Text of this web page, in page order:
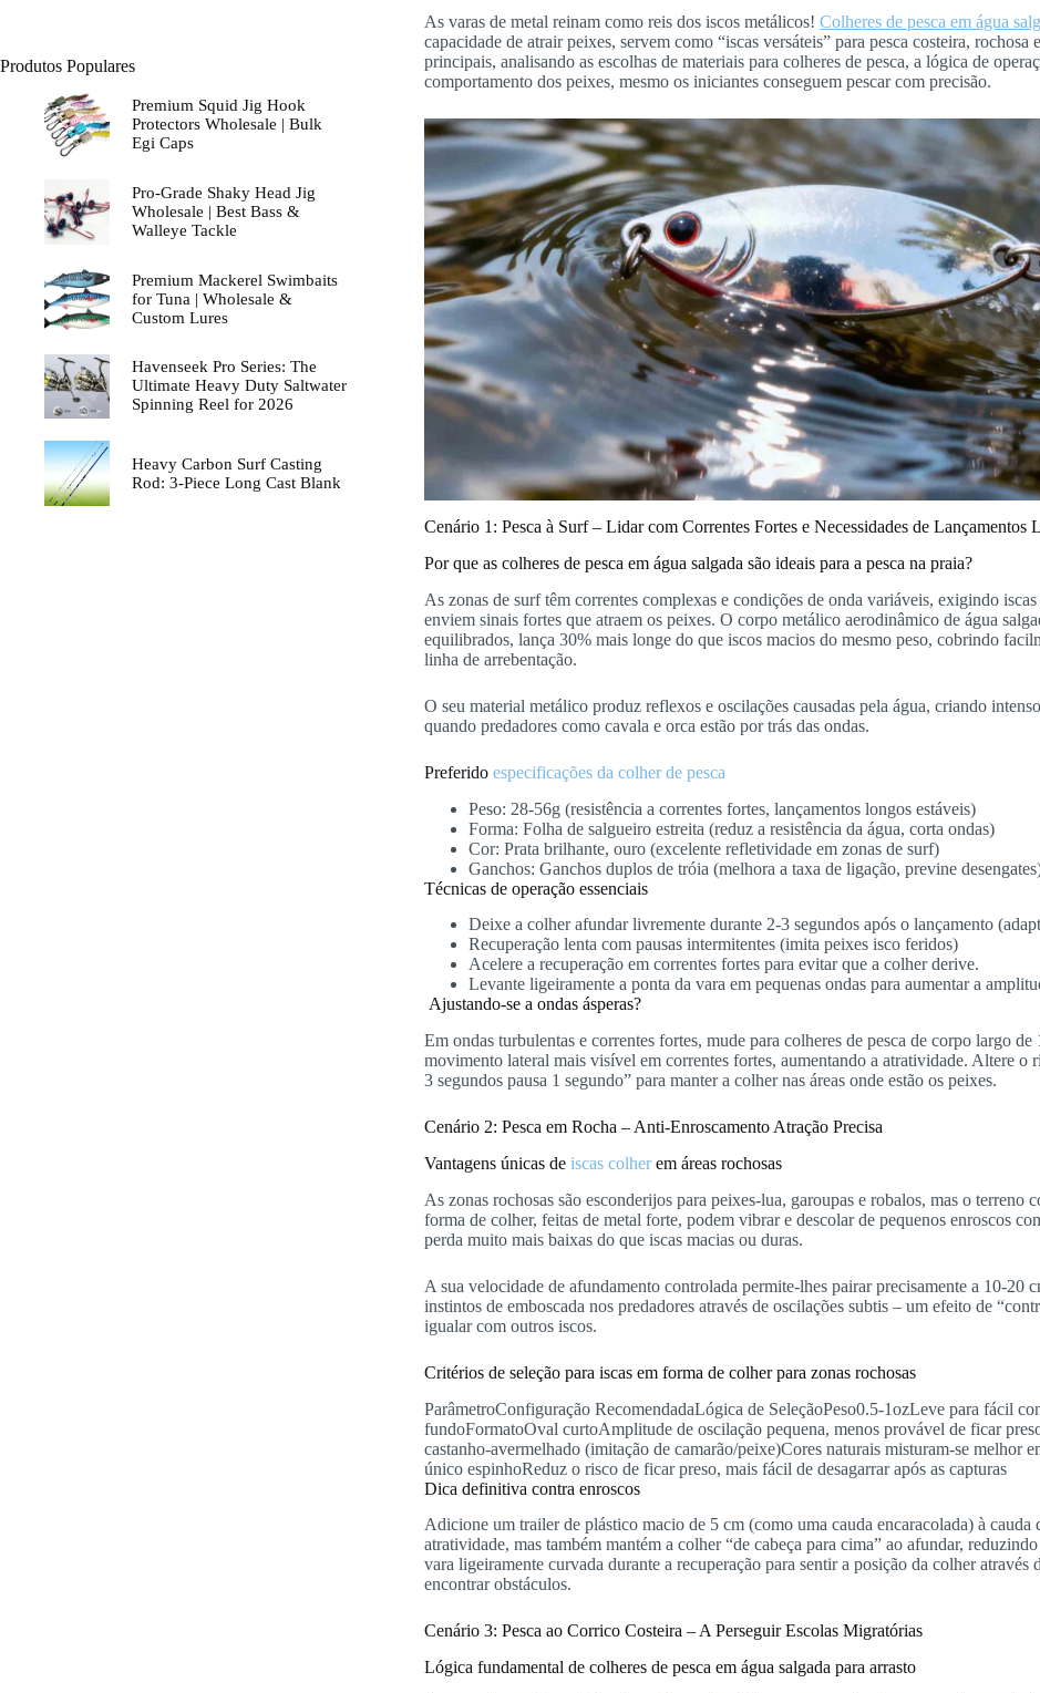
As varas de metal reinam como reis dos iscos metálicos!Colheres de pesca em água
capacidade de atrair peixes, servem como “iscas versáteis” para pesca costeira,
principais, analisando as escolhas de materiais para colheres de pesca, a lógica de
comportamento dos peixes, mesmo os iniciantes conseguem pescar com precisão.
Cenário 1: Pesca à Surf – Lidar com Correntes Fortes e Necessidades de Lançamentos
Por que as colheres de pesca em água salgada são ideais para a pesca na praia?
As zonas de surf têm correntes complexas e condições de onda variáveis, exigindo
enviem sinais fortes que atraem os peixes. O corpo metálico aerodinâmico de água
equilibrados, lança 30% mais longe do que iscos macios do mesmo peso, cobrindo
linha de arrebentação.
O seu material metálico produz reflexos e oscilações causadas pela água, criando
quando predadores como cavala e orca estão por trás das ondas.
Preferidoespecificações da colher de pesca
Peso: 28-56g (resistência a correntes fortes, lançamentos longos estáveis)
Forma: Folha de salgueiro estreita (reduz a resistência da água, corta ondas)
Cor: Prata brilhante, ouro (excelente refletividade em zonas de surf)
Ganchos: Ganchos duplos de tróia (melhora a taxa de ligação, previne
Técnicas de operação essenciais
Deixe a colher afundar livremente durante 2-3 segundos após o lançamento
Recuperação lenta com pausas intermitentes (imita peixes isco feridos)
Acelere a recuperação em correntes fortes para evitar que a colher derive.
Levante ligeiramente a ponta da vara em pequenas ondas para aumentar a
Ajustando-se a ondas ásperas?
Em ondas turbulentas e correntes fortes, mude para colheres de pesca de corpo largo
movimento lateral mais visível em correntes fortes, aumentando a atratividade. Altere o
3 segundos pausa 1 segundo” para manter a colher nas áreas onde estão os peixes.
Cenário 2: Pesca em Rocha – Anti-Enroscamento Atração Precisa
Vantagens únicas deiscas colherem áreas rochosas
As zonas rochosas são esconderijos para peixes-lua, garoupas e robalos, mas o terreno
forma de colher, feitas de metal forte, podem vibrar e descolar de pequenos enroscos
perda muito mais baixas do que iscas macias ou duras.
A sua velocidade de afundamento controlada permite-lhes pairar precisamente a 10-20
instintos de emboscada nos predadores através de oscilações subtis – um efeito de
igualar com outros iscos.
Critérios de seleção para iscas em forma de colher para zonas rochosas
ParâmetroConfiguração RecomendadaLógica de SeleçãoPeso0.5-1ozLeve para fácil
fundoFormatoOval curtoAmplitude de oscilação pequena, menos provável de ficar
castanho-avermelhado (imitação de camarão/peixe)Cores naturais misturam-se melhor
único espinhoReduz o risco de ficar preso, mais fácil de desagarrar após as capturas
Dica definitiva contra enroscos
Adicione um trailer de plástico macio de 5 cm (como uma cauda encaracolada) à cauda
atratividade, mas também mantém a colher “de cabeça para cima” ao afundar,
vara ligeiramente curvada durante a recuperação para sentir a posição da colher através
encontrar obstáculos.
Cenário 3: Pesca ao Corrico Costeira – A Perseguir Escolas Migratórias
Lógica fundamental de colheres de pesca em água salgada para arrasto
Produtos Populares
Premium Squid Jig Hook
Protectors Wholesale | Bulk
Egi Caps
Pro-Grade Shaky Head Jig
Wholesale | Best Bass &
Walleye Tackle
Premium Mackerel Swimbaits
for Tuna | Wholesale &
Custom Lures
Havenseek Pro Series: The
Ultimate Heavy Duty Saltwater
Spinning Reel for 2026
Heavy Carbon Surf Casting
Rod: 3-Piece Long Cast Blank